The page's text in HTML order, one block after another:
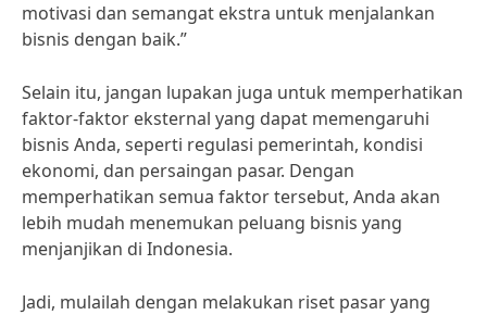
motivasi dan semangat ekstra untuk menjalankan
bisnis dengan baik.”
Selain itu, jangan lupakan juga untuk memperhatikan
faktor-faktor eksternal yang dapat memengaruhi
bisnis Anda, seperti regulasi pemerintah, kondisi
ekonomi, dan persaingan pasar. Dengan
memperhatikan semua faktor tersebut, Anda akan
lebih mudah menemukan peluang bisnis yang
menjanjikan di Indonesia.
Jadi, mulailah dengan melakukan riset pasar yang